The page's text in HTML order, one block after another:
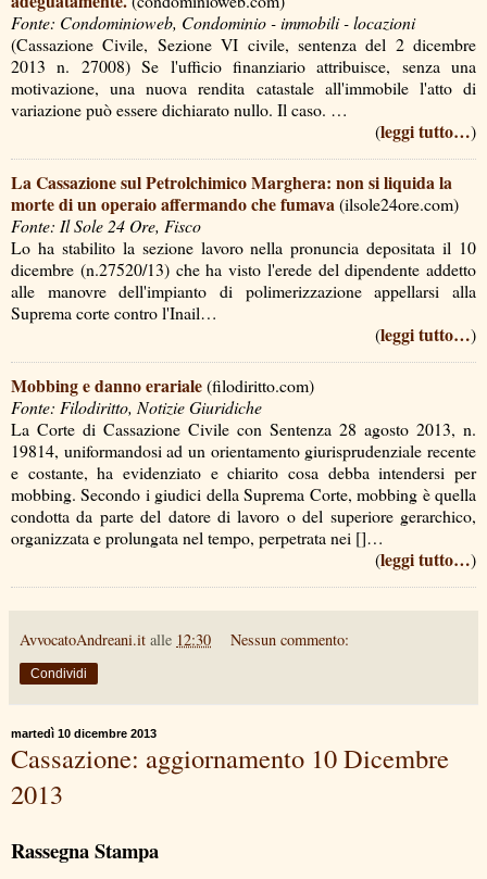
Fonte: Condominioweb, Condominio - immobili - locazioni
(Cassazione Civile, Sezione VI civile, sentenza del 2 dicembre
2013 n. 27008) Se l'ufficio finanziario attribuisce, senza una
motivazione, una nuova rendita catastale all'immobile l'atto di
variazione può essere dichiarato nullo. Il caso. …
(leggi tutto…)
La Cassazione sul Petrolchimico Marghera: non si liquida la
morte di un operaio affermando che fumava(ilsole24ore.com)
Fonte: Il Sole 24 Ore, Fisco
Lo ha stabilito la sezione lavoro nella pronuncia depositata il 10
dicembre (n.27520/13) che ha visto l'erede del dipendente addetto
alle manovre dell'impianto di polimerizzazione appellarsi alla
Suprema corte contro l'Inail…
(leggi tutto…)
Mobbing e danno erariale(filodiritto.com)
Fonte: Filodiritto, Notizie Giuridiche
La Corte di Cassazione Civile con Sentenza 28 agosto 2013, n.
19814, uniformandosi ad un orientamento giurisprudenziale recente
e costante, ha evidenziato e chiarito cosa debba intendersi per
mobbing. Secondo i giudici della Suprema Corte, mobbing è quella
condotta da parte del datore di lavoro o del superiore gerarchico,
organizzata e prolungata nel tempo, perpetrata nei []…
(leggi tutto…)
AvvocatoAndreani.it alle 12:30 Nessun commento:
Condividi
martedì 10 dicembre 2013
Cassazione: aggiornamento 10 Dicembre
2013
Rassegna Stampa